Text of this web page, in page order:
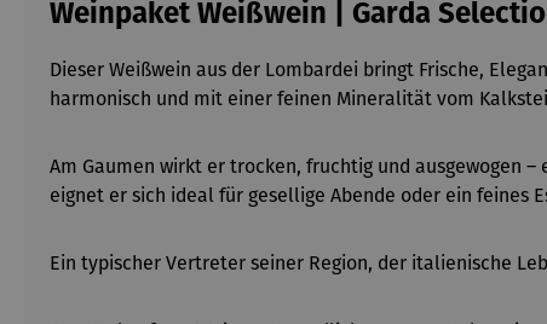
Weinpaket Weißwein | Garda
Dieser Weißwein aus der Lombardei bringt Frische,
harmonisch und mit einer feinen Mineralität vom
Am Gaumen wirkt er trocken, fruchtig und ausgewogen –
eignet er sich ideal für gesellige Abende oder ein feines
Ein typischer Vertreter seiner Region, der italienische